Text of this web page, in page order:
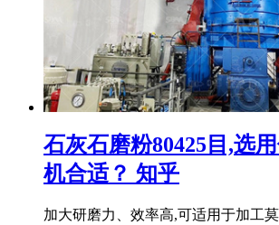
石灰石磨粉80425目,选
机合适？ 知乎
加大研磨力、效率高,可适用于加工